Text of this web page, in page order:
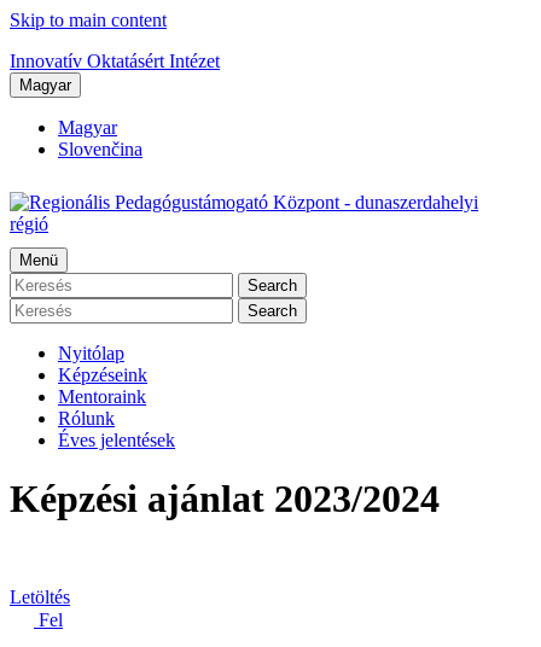
Skip to main content
Innovatív Oktatásért Intézet
Magyar
Magyar
Slovenčina
Menü
Search
Search
Nyitólap
Képzéseink
Mentoraink
Rólunk
Éves jelentések
Képzési ajánlat 2023/2024
Letöltés
Fel